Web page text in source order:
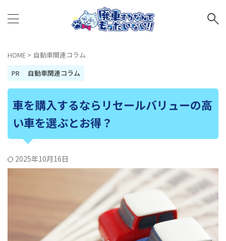
HOME > 自動車関連コラム
PR
自動車関連コラム
車を購入するならリセールバリューの高
い車を選ぶとお得？
2025年10月16日